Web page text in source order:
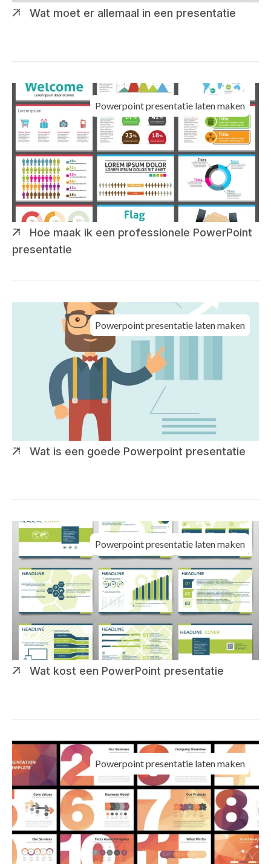
Wat moet er allemaal in een presentatie
presentatie
Powerpoint presentatie laten maken
Wat is een goede Powerpoint presentatie
Powerpoint presentatie laten maken
Wat kost een PowerPoint presentatie
Powerpoint presentatie laten maken
Powerpoint presentatie laten maken